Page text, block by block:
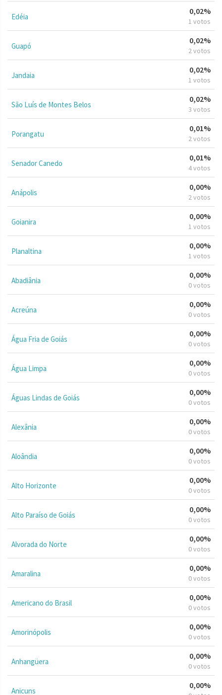
Edéia
0,02%
1 votos
Guapó
0,02%
2 votos
Jandaia
0,02%
1 votos
São Luís de Montes Belos
0,02%
3 votos
Porangatu
0,01%
2 votos
Senador Canedo
0,01%
4 votos
Anápolis
0,00%
2 votos
Goianira
0,00%
1 votos
Planaltina
0,00%
1 votos
Abadiânia
0,00%
0 votos
Acreúna
0,00%
0 votos
Água Fria de Goiás
0,00%
0 votos
Água Limpa
0,00%
0 votos
Águas Lindas de Goiás
0,00%
0 votos
Alexânia
0,00%
0 votos
Aloândia
0,00%
0 votos
Alto Horizonte
0,00%
0 votos
Alto Paraíso de Goiás
0,00%
0 votos
Alvorada do Norte
0,00%
0 votos
Amaralina
0,00%
0 votos
Americano do Brasil
0,00%
0 votos
Amorinópolis
0,00%
0 votos
Anhangüera
0,00%
0 votos
Anicuns
0,00%